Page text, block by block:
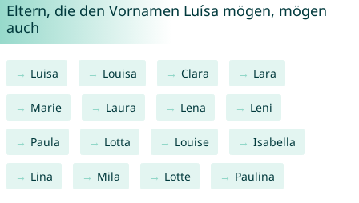
Eltern, die den Vornamen Luísa mögen, mögen
auch
Luisa Louisa Clara Lara
Marie Laura Lena Leni
Paula Lotta Louise Isabella
Lina Mila Lotte Paulina